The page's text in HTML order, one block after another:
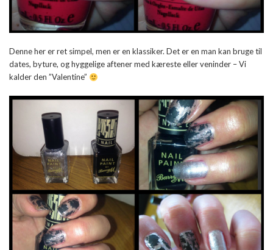
Denne her er ret simpel, men er en klassiker. Det er en man kan bruge til
dates, byture, og hyggelige aftener med kæreste eller veninder – Vi
kalder den ”Valentine”